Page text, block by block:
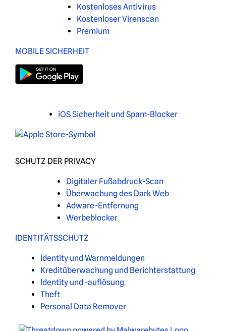
Kostenloses Antivirus
Kostenloser Virenscan
Premium
MOBILE SICHERHEIT
iOS Sicherheit und Spam-Blocker
SCHUTZ DER PRIVACY
Digitaler Fußabdruck-Scan
Überwachung des Dark Web
Adware-Entfernung
Werbeblocker
IDENTITÄTSSCHUTZ
Identity und Warnmeldungen
Kreditüberwachung und Berichterstattung
Identity und -auflösung
Theft
Personal Data Remover